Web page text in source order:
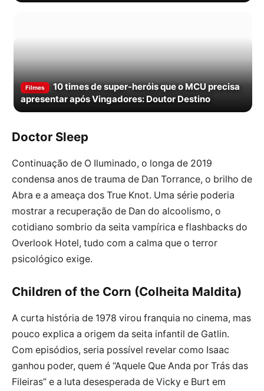
Filmes
10 times de super-heróis que o MCU precisa
apresentar após Vingadores: Doutor Destino
Doctor Sleep
Continuação de O Iluminado, o longa de 2019
condensa anos de trauma de Dan Torrance, o brilho de
Abra e a ameaça dos True Knot. Uma série poderia
mostrar a recuperação de Dan do alcoolismo, o
cotidiano sombrio da seita vampírica e flashbacks do
Overlook Hotel, tudo com a calma que o terror
psicológico exige.
Children of the Corn (Colheita Maldita)
A curta história de 1978 virou franquia no cinema, mas
pouco explica a origem da seita infantil de Gatlin.
Com episódios, seria possível revelar como Isaac
ganhou poder, quem é “Aquele Que Anda por Trás das
Fileiras” e a luta desesperada de Vicky e Burt em